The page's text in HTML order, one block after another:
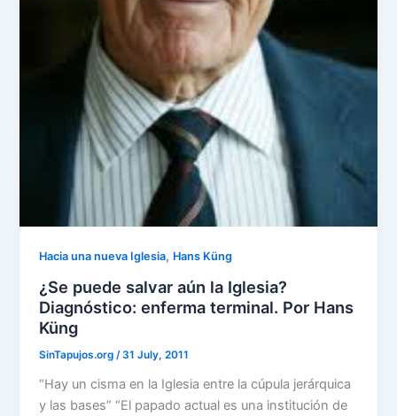
Hacia una nueva Iglesia, Hans Küng
¿Se puede salvar aún la Iglesia?
Diagnóstico: enferma terminal. Por Hans
Küng
SinTapujos.org/31 July, 2011
“Hay un cisma en la Iglesia entre la cúpula jerárquica
y las bases” “El papado actual es una institución de